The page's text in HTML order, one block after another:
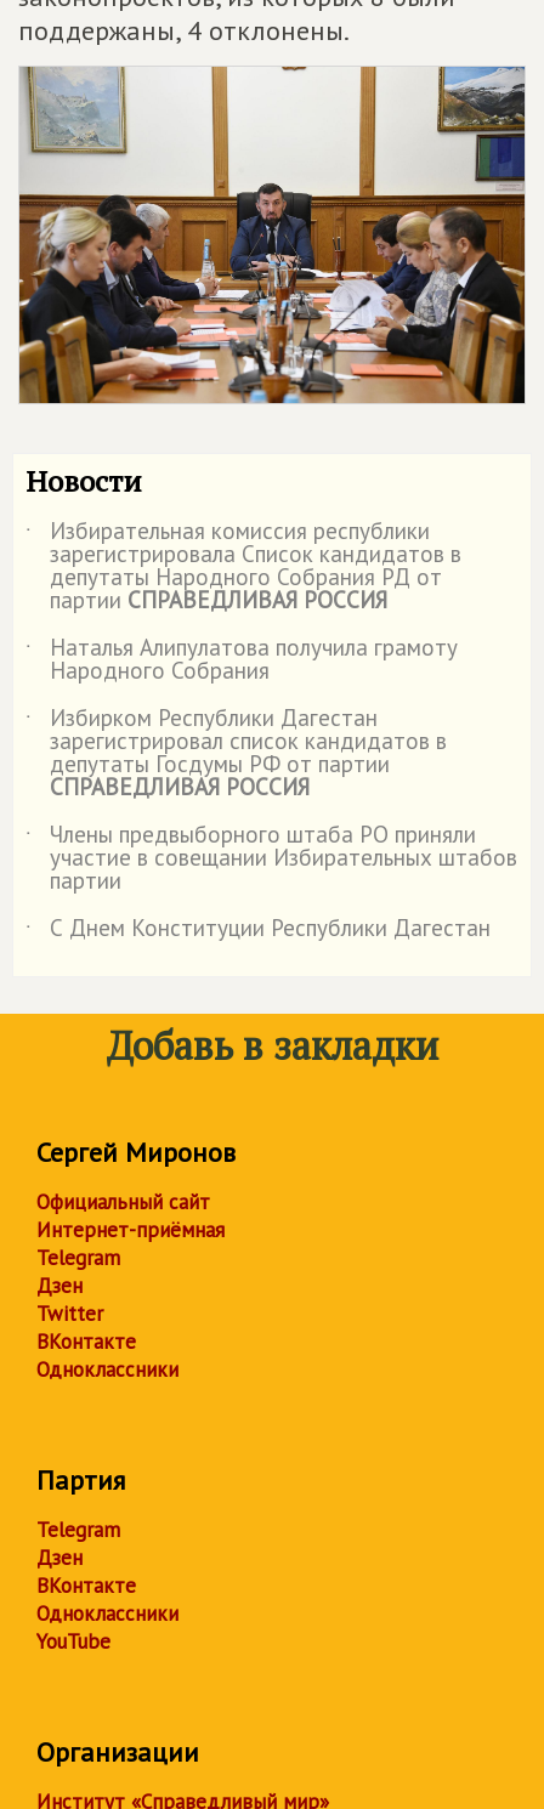
поддержаны, 4 отклонены.
Новости
˙ Избирательная комиссия республики
зарегистрировала Список кандидатов в
депутаты Народного Собрания РД от
партии СПРАВЕДЛИВАЯ РОССИЯ
˙
Наталья Алипулатова получила грамоту
Народного Собрания
˙
Избирком Республики Дагестан
зарегистрировал список кандидатов в
депутаты Госдумы РФ от партии
СПРАВЕДЛИВАЯ РОССИЯ
˙
Члены предвыборного штаба РО приняли
участие в совещании Избирательных штабов
партии
˙
С Днем Конституции Республики Дагестан
Добавь в закладки
Сергей Миронов
Официальный сайт
Интернет-приёмная
Telegram
Дзен
Twitter
ВКонтакте
Одноклассники
Партия
Telegram
Дзен
ВКонтакте
Одноклассники
YouTube
Организации
Институт «Справедливый мир»